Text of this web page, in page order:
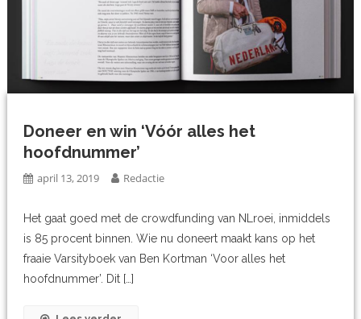
Doneer en win ‘Vóór alles het
hoofdnummer’
april 13, 2019 Redactie
Het gaat goed met de crowdfunding van NLroei, inmiddels
is 85 procent binnen. Wie nu doneert maakt kans op het
fraaie Varsityboek van Ben Kortman ‘Voor alles het
hoofdnummer’. Dit […]